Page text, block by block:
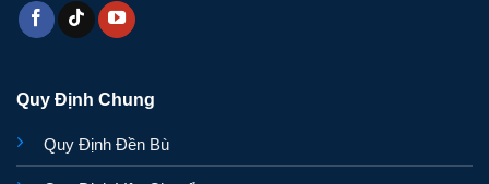
Quy Định Chung
Quy Định Đền Bù